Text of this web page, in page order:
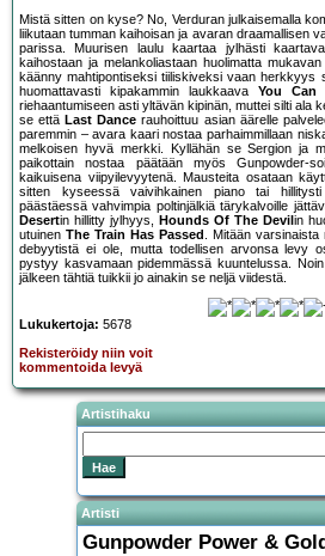
Mistä sitten on kyse? No, Verduran julkaisemalla
liikutaan tumman kaihoisan ja avaran draamallisen
parissa. Muurisen laulu kaartaa jylhästi
kaihostaan ja melankoliastaan huolimatta
käänny mahtipontiseksi tiiliskiveksi vaan herkkyys
huomattavasti kipakammin laukkaava You Can
riehaantumiseen asti yltävän kipinän, muttei silti ala
se että Last Dance rauhoittuu asian äärelle
paremmin – avara kaari nostaa parhaimmillaan
melkoisen hyvä merkki. Kyllähän se Sergion ja
paikottain nostaa päätään myös Gunpowder-
kaikuisena viipyilevyytenä. Mausteita osataan
sitten kyseessä vaivihkainen piano tai hillitysti
päästäessä vahvimpia poltinjälkiä tärykalvoille
Desertin hillitty jylhyys, Hounds Of The Devil in
utuinen The Train Has Passed . Mitään varsinaista
debyytistä ei ole, mutta todellisen arvonsa levy
pystyy kasvamaan pidemmässä kuuntelussa.
jälkeen tähtiä tuikkii jo ainakin se neljä viidestä.
Lukukertoja: 5678
Rekisteröidy niin voit
kommentoida levyä
Artistihaku
Artisti
Gunpowder Power &